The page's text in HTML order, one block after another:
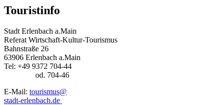
Touristinfo
Stadt Erlenbach a.Main
Referat Wirtschaft-Kultur-Tourismus
Bahnstraße 26
63906 Erlenbach a.Main
Tel: +49 9372 704-44
od. 704-46
E-Mail: tourismus@
stadt-erlenbach.de